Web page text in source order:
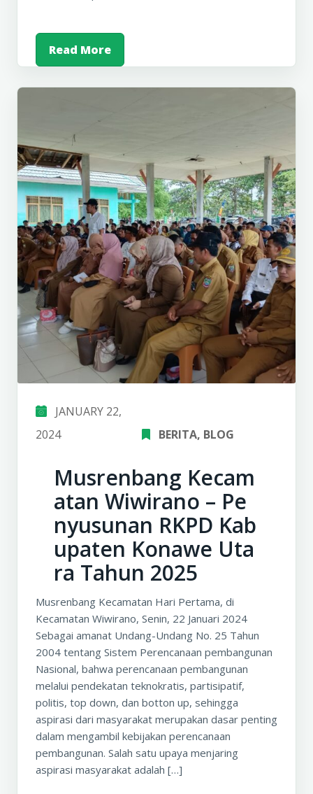
Read More
JANUARY 22,
2024
BERITA‚ BLOG
Musrenbang Kecam
atan Wiwirano – Pe
nyusunan RKPD Kab
upaten Konawe Uta
ra Tahun 2025
Musrenbang Kecamatan Hari Pertama, di
Kecamatan Wiwirano, Senin, 22 Januari 2024
Sebagai amanat Undang-Undang No. 25 Tahun
2004 tentang Sistem Perencanaan pembangunan
Nasional, bahwa perencanaan pembangunan
melalui pendekatan teknokratis, partisipatif,
politis, top down, dan botton up, sehingga
aspirasi dari masyarakat merupakan dasar penting
dalam mengambil kebijakan perencanaan
pembangunan. Salah satu upaya menjaring
aspirasi masyarakat adalah […]